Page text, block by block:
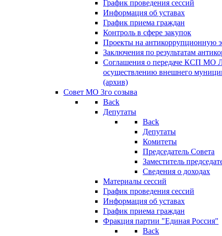
График проведения сессий
Информация об уставах
График приема граждан
Контроль в сфере закупок
Проекты на антикоррупционную
Заключения по результатам
Соглашения о передаче КСП МО
осуществлению внешнего
(архив)
Совет МО 3го созыва
Back
Депутаты
Back
Депутаты
Комитеты
Председатель Совета
Заместитель
Сведения о доходах
Материалы сессий
График проведения сессий
Информация об уставах
График приема граждан
Фракция партии "Единая Россия"
Back